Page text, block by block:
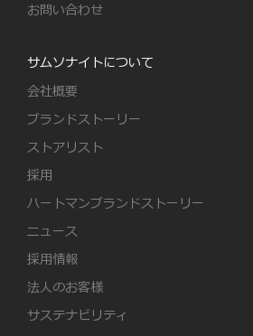
お問い合わせ
サムソナイトについて
会社概要
ブランドストーリー
ストアリスト
採用
ハートマンブランドストーリー
ニュース
採用情報
法人のお客様
サステナビリティ